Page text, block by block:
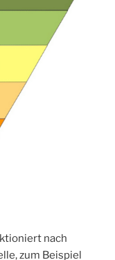
nach
zum Beispiel